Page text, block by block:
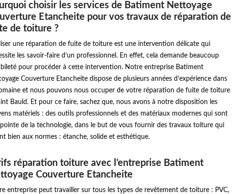
choisir les services de Batiment Nettoyage
Etancheite pour vos travaux de réparation de
de toiture ?
une réparation de fuite de toiture est une intervention délicate qui
les savoir-faire d’un professionnel. En effet, cela demande beaucoup
pour procéder à cette intervention. Notre entreprise Batiment
Couverture Etancheite dispose de plusieurs années d’expérience dans
et nous pouvons nous occuper de votre réparation de fuite de toiture
Bauld. Et pour ce faire, sachez que, nous avons à notre disposition les
matériels : des outils professionnels et des matériaux modernes qui sont
de la technologie, dans le but de vous fournir des travaux toiture qui
bien aux normes : étanche, solide et esthétique.
réparation toiture avec l’entreprise Batiment
Couverture Etancheite
entreprise peut travailler sur tous les types de revêtement de toiture : PVC,